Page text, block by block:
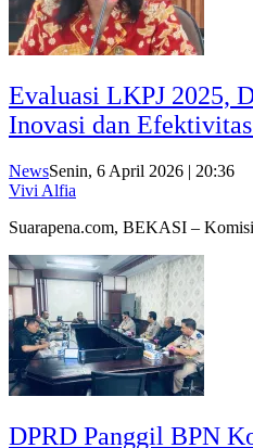
Evaluasi LKPJ 2025,
Inovasi dan
NewsSenin, 6 April 2026 | 20:36
Vivi Alfia
Suarapena.com, BEKASI –
DPRD Panggil BPN